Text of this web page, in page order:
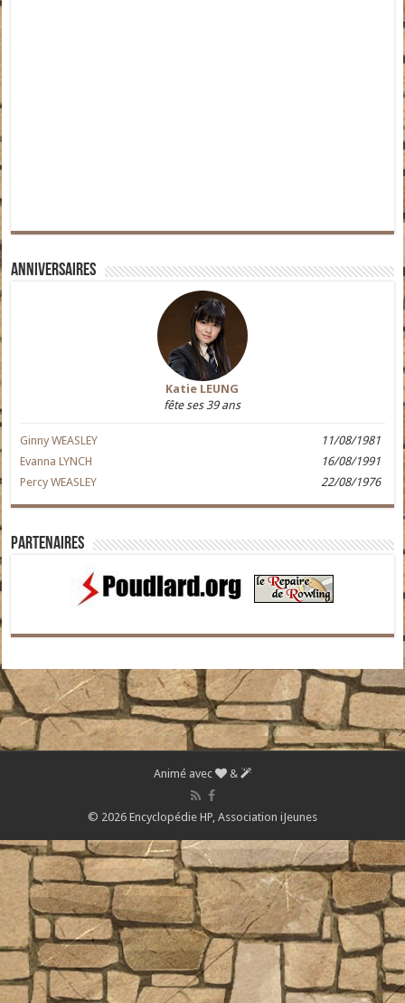
Anniversaires
Katie LEUNG
fête ses 39 ans
Ginny WEASLEY
11/08/1981
Evanna LYNCH
16/08/1991
Percy WEASLEY
22/08/1976
Partenaires
Animé avec &
© 2026 Encyclopédie HP, Association iJeunes